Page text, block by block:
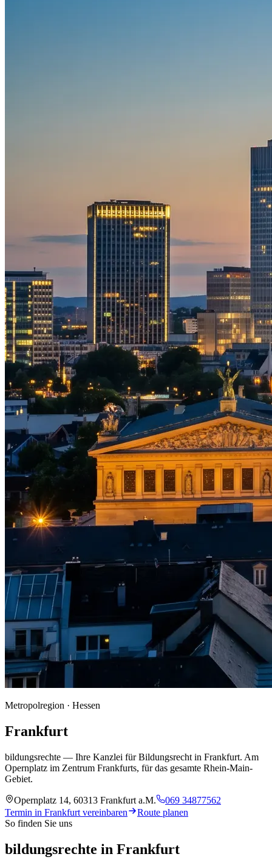
Metropolregion · Hessen
Frankfurt
bildungsrechte — Ihre Kanzlei für Bildungsrecht in Frankfurt. Am
Opernplatz im Zentrum Frankfurts, für das gesamte Rhein-Main-
Gebiet.
Opernplatz 14, 60313 Frankfurt a.M.
069 34877562
Termin in Frankfurt vereinbaren
Route planen
So finden Sie uns
bildungsrechte in Frankfurt